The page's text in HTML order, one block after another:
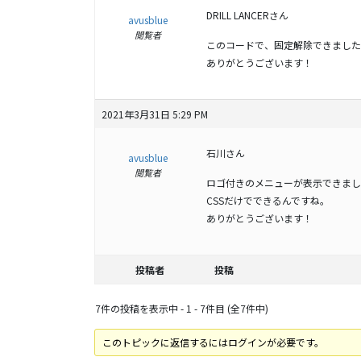
avusblue
閲覧者
DRILL LANCERさん
このコードで、固定解除できました
ありがとうございます！
2021年3月31日 5:29 PM
avusblue
閲覧者
石川さん
ロゴ付きのメニューが表示できまし
CSSだけでできるんですね。
ありがとうございます！
投稿者 投稿
7件の投稿を表示中 - 1 - 7件目 (全7件中)
このトピックに返信するにはログインが必要です。